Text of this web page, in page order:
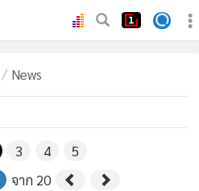
News
3 4 5
จาก 20